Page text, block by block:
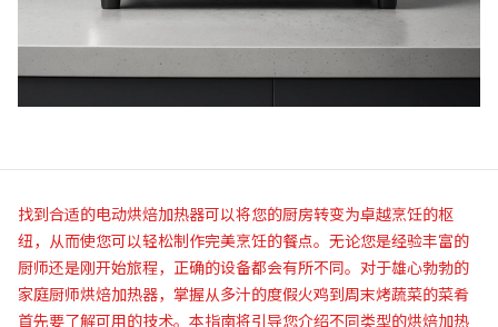
找到合适的电动烘焙加热器可以将您的厨房转变为卓越烹饪的枢
纽，从而使您可以轻松制作完美烹饪的餐点。无论您是经验丰富的
厨师还是刚开始旅程，正确的设备都会有所不同。对于雄心勃勃的
家庭厨师烘焙加热器，掌握从多汁的度假火鸡到周末烤蔬菜的菜肴
首先要了解可用的技术。本指南将引导您介绍不同类型的烘焙加热